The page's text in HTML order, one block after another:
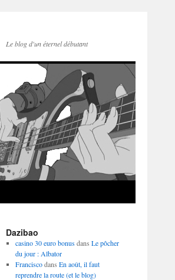
Le blog d'un éternel débutant
Dazibao
casino 30 euro bonusdans Le pôcher
du jour : Albator
Franciscodans En août, il faut
reprendre la route (et le blog)